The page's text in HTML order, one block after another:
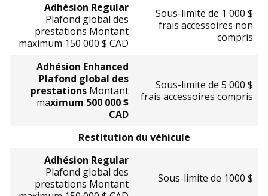
Adhésion Regular
Plafond global des
prestations Montant
maximum 150 000 $ CAD
Sous-limite de 1 000 $
frais accessoires non
compris
Adhésion Enhanced
Plafond global des
prestations Montant
maximum 500 000 $
CAD
Sous-limite de 5 000 $
frais accessoires compris
Restitution du véhicule
Adhésion Regular
Plafond global des
prestations Montant
Sous-limite de 1000 $